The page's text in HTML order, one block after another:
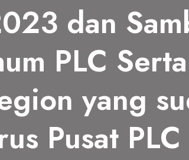
dan
PLC
yang
Pusat PLC